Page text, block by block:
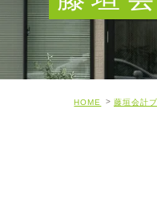
HOME 藤垣会計